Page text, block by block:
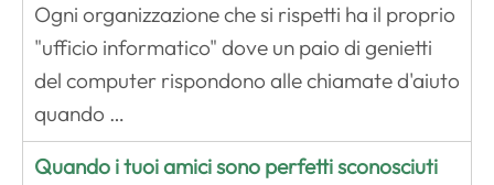
Ogni organizzazione che si rispetti ha il proprio
"ufficio informatico" dove un paio di genietti
del computer rispondono alle chiamate d'aiuto
quando …
Quando i tuoi amici sono perfetti sconosciuti